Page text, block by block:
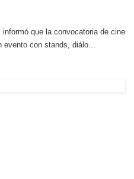
que la convocatoria de cine
evento con stands, diálo...